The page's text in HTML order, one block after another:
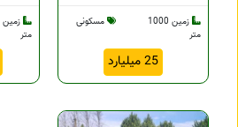
زمین 1000
متر
مسکونی
25 میلیارد
متر